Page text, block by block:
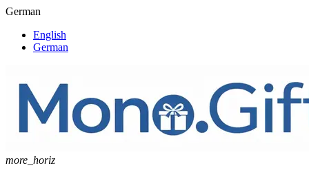
German
English
German
more_horiz